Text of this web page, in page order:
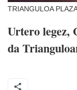
TRIANGULOA
Urtero legez,
da